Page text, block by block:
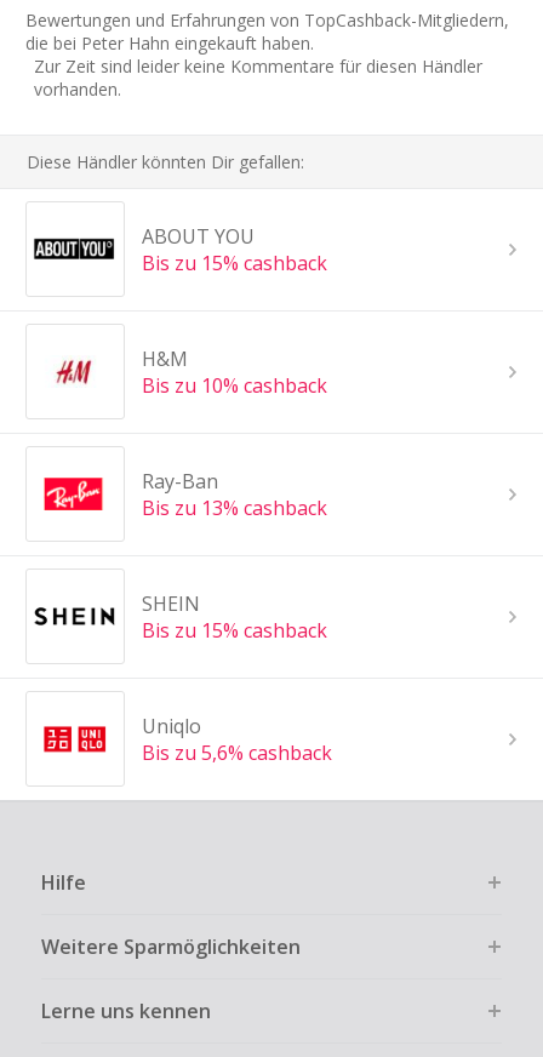
Bewertungen und Erfahrungen von TopCashback-Mitgliedern,
die bei Peter Hahn eingekauft haben.
Zur Zeit sind leider keine Kommentare für diesen Händler
vorhanden.
Diese Händler könnten Dir gefallen:
ABOUT YOU
Bis zu 15% cashback
H&M
Bis zu 10% cashback
Ray-Ban
Bis zu 13% cashback
SHEIN
Bis zu 15% cashback
Uniqlo
Bis zu 5,6% cashback
Hilfe
Weitere Sparmöglichkeiten
Lerne uns kennen